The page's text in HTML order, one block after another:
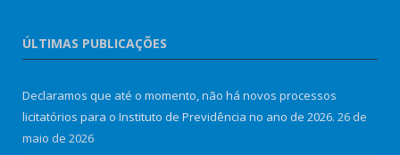
ÚLTIMAS PUBLICAÇÕES
Declaramos que até o momento, não há novos processos
licitatórios para o Instituto de Previdência no ano de 2026. 26 de
maio de 2026